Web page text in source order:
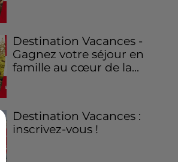
Destination Vacances -
Gagnez votre séjour en
famille au cœur de la...
Destination Vacances :
inscrivez-vous !